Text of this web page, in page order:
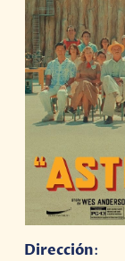
Dirección: